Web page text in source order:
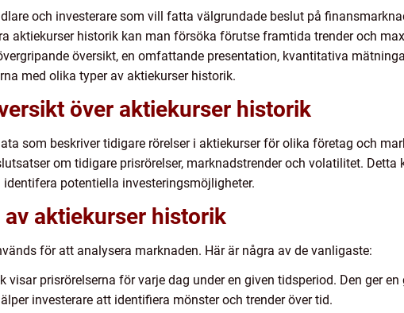
och investerare som vill fatta välgrundade beslut på
aktiekurser historik kan man försöka förutse framtida trender och
översikt, en omfattande presentation, kvantitativa
med olika typer av aktiekurser historik.
över aktiekurser historik
som beskriver tidigare rörelser i aktiekurser för olika företag och
om tidigare prisrörelser, marknadstrender och volatilitet. Detta
potentiella investeringsmöjligheter.
aktiekurser historik
för att analysera marknaden. Här är några av de vanligaste:
visar prisrörelserna för varje dag under en given tidsperiod. Den ger
investerare att identifiera mönster och trender över tid.